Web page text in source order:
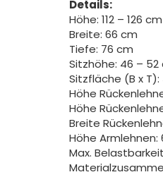
Details:
Höhe: 112 – 126 cm
Breite: 66 cm
Tiefe: 76 cm
Sitzhöhe: 46 – 52
Sitzfläche (B x
Höhe
Höhe
Breite
Höhe Armlehnen:
Max.